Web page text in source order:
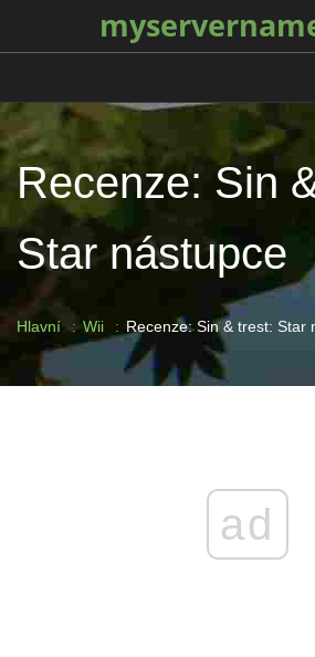
Recenze: Sin
Star nástupce
Hlavní Wii Recenze: Sin & trest: Star
ad